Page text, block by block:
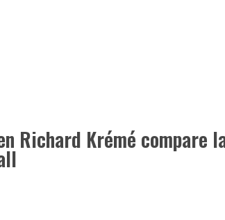
Richard Krémé compare